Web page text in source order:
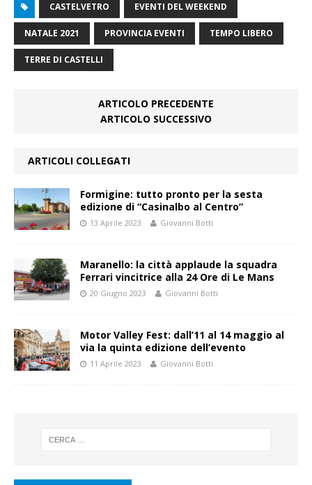
CASTELVETRO EVENTI DEL WEEKEND
NATALE 2021 PROVINCIA EVENTI TEMPO LIBERO
TERRE DI CASTELLI
ARTICOLO PRECEDENTE
ARTICOLO SUCCESSIVO
ARTICOLI COLLEGATI
Formigine: tutto pronto per la sesta
edizione di “Casinalbo al Centro”
13 Aprile 2023 Giovanni Botti
Maranello: la città applaude la squadra
Ferrari vincitrice alla 24 Ore di Le Mans
20 Giugno 2023 Giovanni Botti
Motor Valley Fest: dall’11 al 14 maggio al
via la quinta edizione dell’evento
11 Aprile 2023 Giovanni Botti